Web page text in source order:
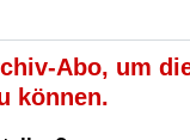
Abo, um
können.